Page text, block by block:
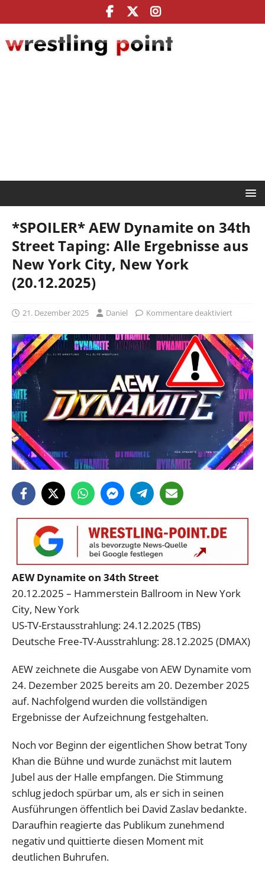
*SPOILER* AEW Dynamite on 34th
Street Taping: Alle Ergebnisse aus
New York City, New York
(20.12.2025)
21. Dezember 2025 Daniel Kommentare deaktiviert
AEW Dynamite on 34th Street
20.12.2025 – Hammerstein Ballroom in New York
City, New York
US-TV-Erstausstrahlung: 24.12.2025 (TBS)
Deutsche Free-TV-Ausstrahlung: 28.12.2025 (DMAX)
AEW zeichnete die Ausgabe von AEW Dynamite vom
24. Dezember 2025 bereits am 20. Dezember 2025
auf. Nachfolgend wurden die vollständigen
Ergebnisse der Aufzeichnung festgehalten.
Noch vor Beginn der eigentlichen Show betrat Tony
Khan die Bühne und wurde zunächst mit lautem
Jubel aus der Halle empfangen. Die Stimmung
schlug jedoch spürbar um, als er sich in seinen
Ausführungen öffentlich bei David Zaslav bedankte.
Daraufhin reagierte das Publikum zunehmend
negativ und quittierte diesen Moment mit
deutlichen Buhrufen.